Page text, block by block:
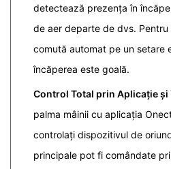
detectează prezența în
de aer departe de dvs. Pentru
comută automat pe un setare
încăperea este goală.
Control Total prin Aplicație și
palma mâinii cu aplicația
controlați dispozitivul de
principale pot fi comândate